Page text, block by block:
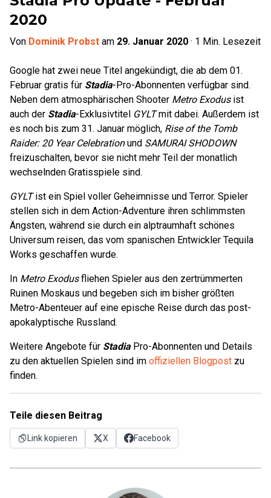
2020
Von Dominik Probst am 29. Januar 2020 · 1 Min. Lesezeit
Google hat zwei neue Titel angekündigt, die ab dem 01.
Februar gratis für Stadia-Pro-Abonnenten verfügbar sind.
Neben dem atmosphärischen Shooter Metro Exodusist
auch der Stadia-Exklusivtitel GYLTmit dabei. Außerdem ist
es noch bis zum 31. Januar möglich, Rise of the Tomb
Raider: 20 Year Celebrationund SAMURAI SHODOWN
freizuschalten, bevor sie nicht mehr Teil der monatlich
wechselnden Gratisspiele sind.
GYLTist ein Spiel voller Geheimnisse und Terror. Spieler
stellen sich in dem Action-Adventure ihren schlimmsten
Ängsten, während sie durch ein alptraumhaft schönes
Universum reisen, das vom spanischen Entwickler Tequila
Works geschaffen wurde.
In Metro Exodusfliehen Spieler aus den zertrümmerten
Ruinen Moskaus und begeben sich im bisher größten
Metro-Abenteuer auf eine epische Reise durch das post-
apokalyptische Russland.
Weitere Angebote für StadiaPro-Abonnenten und Details
zu den aktuellen Spielen sind im offiziellen Blogpost zu
finden.
Teile diesen Beitrag
Link kopieren X Facebook